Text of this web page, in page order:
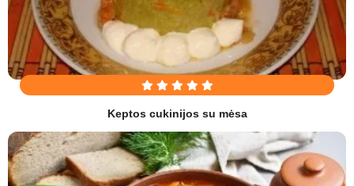
Keptos cukinijos su mėsa